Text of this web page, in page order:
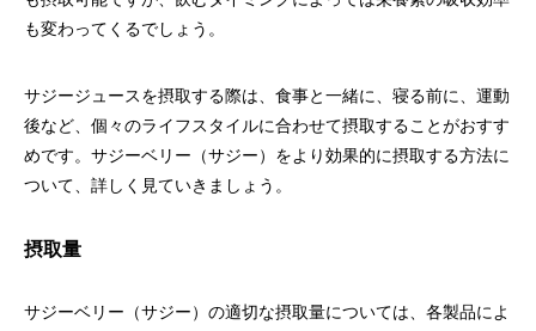
も変わってくるでしょう。
サジージュースを摂取する際は、食事と一緒に、寝る前に、運動
後など、個々のライフスタイルに合わせて摂取することがおすす
めです。サジーベリー（サジー）をより効果的に摂取する方法に
ついて、詳しく見ていきましょう。
摂取量
サジーベリー（サジー）の適切な摂取量については、各製品によ